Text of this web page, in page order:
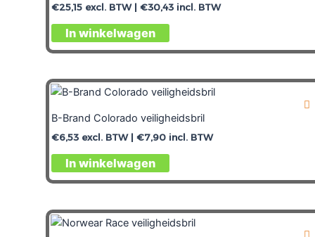
€25,15 excl. BTW | €30,43 incl. BTW
In winkelwagen
B-Brand Colorado veiligheidsbril
€6,53 excl. BTW | €7,90 incl. BTW
In winkelwagen